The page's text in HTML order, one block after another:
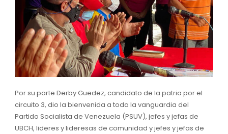
Por su parte Derby Guedez, candidato de la patria por el
circuito 3, dio la bienvenida a toda la vanguardia del
Partido Socialista de Venezuela (PSUV), jefes y jefas de
UBCH, lideres y lideresas de comunidad y jefes y jefas de